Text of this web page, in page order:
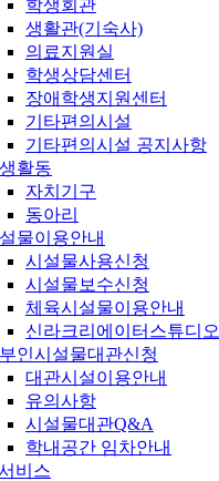
학생회관
생활관(기숙사)
의료지원실
학생상담센터
장애학생지원센터
기타편의시설
기타편의시설 공지사항
활동
자치기구
동아리
물이용안내
시설물사용신청
시설물보수신청
체육시설물이용안내
신라크리에이터스튜디오
인시설물대관신청
대관시설이용안내
유의사항
시설물대관Q&A
학내공간 임차안내
비스